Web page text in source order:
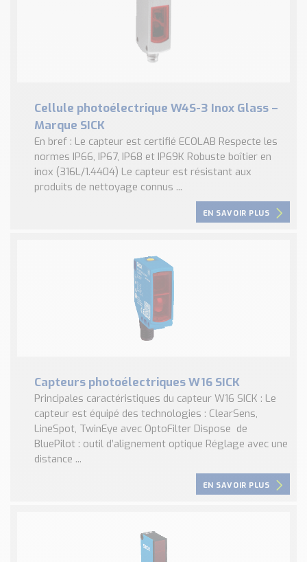
Cellule photoélectrique W4S-3 Inox Glass –
Marque SICK
En bref : Le capteur est certifié ECOLAB Respecte les
normes IP66, IP67, IP68 et IP69K Robuste boîtier en
inox (316L/1.4404) Le capteur est résistant aux
produits de nettoyage connus ...
EN SAVOIR PLUS
Capteurs photoélectriques W16 SICK
Principales caractéristiques du capteur W16 SICK : Le
capteur est équipé des technologies : ClearSens,
LineSpot, TwinEye avec OptoFilter Dispose de
BluePilot : outil d’alignement optique Réglage avec une
distance ...
EN SAVOIR PLUS